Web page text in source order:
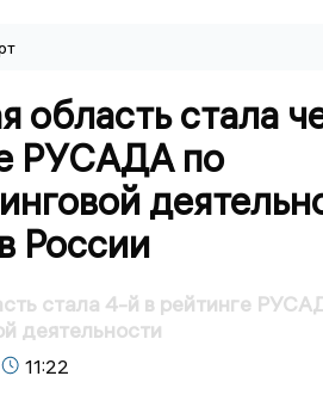
область стала
РУСАДА по
России
стала 4-й в рейтинге
деятельности
11:22